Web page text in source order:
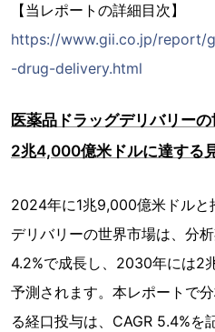
【当レポートの詳細目次】
https://www.gii.co.jp/report/
-drug-delivery.html
医薬品ドラッグデリバリー
2兆4,000億米ドルに達する
2024年に1兆9,000億米ドルと
デリバリーの世界市場は、分
4.2%で成長し、2030年には2
予測されます。本レポートで
る経口投与は、CAGR 5.4%を